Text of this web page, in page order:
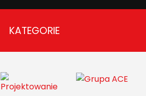
KATEGORIE